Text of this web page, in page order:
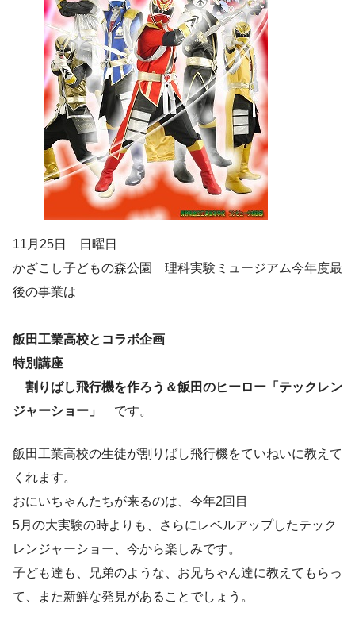
11月25日 日曜日
かざこし子どもの森公園 理科実験ミュージアム今年度最
後の事業は
飯田工業高校とコラボ企画
特別講座
割りばし飛行機を作ろう＆飯田のヒーロー「テックレン
ジャーショー」
です。
飯田工業高校の生徒が割りばし飛行機をていねいに教えて
くれます。
おにいちゃんたちが来るのは、今年2回目
5月の大実験の時よりも、さらにレベルアップしたテック
レンジャーショー、今から楽しみです。
子ども達も、兄弟のような、お兄ちゃん達に教えてもらっ
て、また新鮮な発見があることでしょう。